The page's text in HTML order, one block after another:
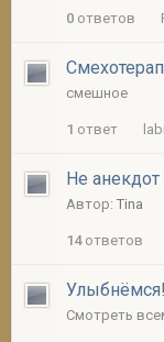
0 ответов
смешное
1 ответ
Не анекдот
Автор: Tina
14ответов
Улыбнёмся!
Смотреть